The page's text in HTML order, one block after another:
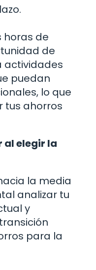
horas de
de
actividades
puedan
lo que
tus ahorros
al elegir la
la media
analizar tu
y
para la